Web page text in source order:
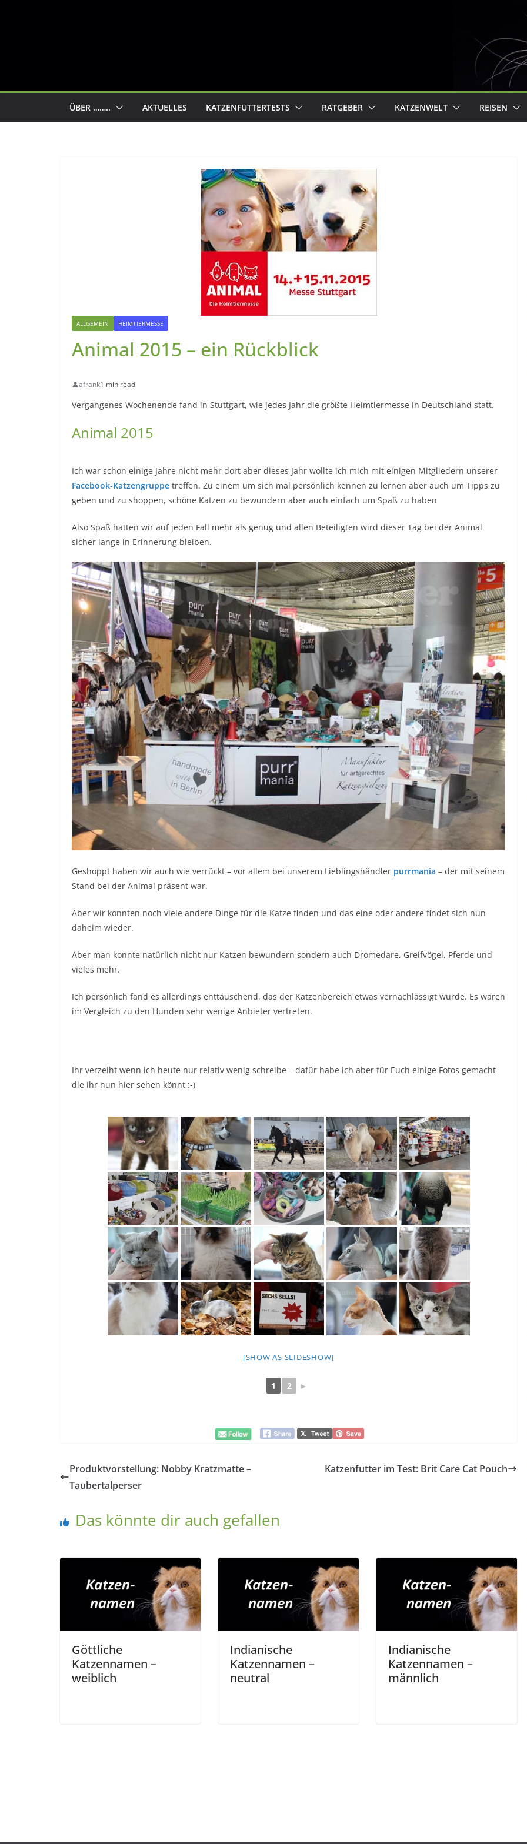
ÜBER …….. AKTUELLES KATZENFUTTERTESTS RATGEBER KATZENWELT REISEN
ALLGEMEIN HEIMTIERMESSE
Animal 2015 – ein Rückblick
afrank1 min read
Vergangenes Wochenende fand in Stuttgart, wie jedes Jahr die größte Heimtiermesse in Deutschland statt.
Animal 2015
Ich war schon einige Jahre nicht mehr dort aber dieses Jahr wollte ich mich mit einigen Mitgliedern unserer
Facebook-Katzengruppe treffen. Zu einem um sich mal persönlich kennen zu lernen aber auch um Tipps zu
geben und zu shoppen, schöne Katzen zu bewundern aber auch einfach um Spaß zu haben
Also Spaß hatten wir auf jeden Fall mehr als genug und allen Beteiligten wird dieser Tag bei der Animal
sicher lange in Erinnerung bleiben.
Geshoppt haben wir auch wie verrückt – vor allem bei unserem Lieblingshändler purrmania – der mit seinem
Stand bei der Animal präsent war.
Aber wir konnten noch viele andere Dinge für die Katze finden und das eine oder andere findet sich nun
daheim wieder.
Aber man konnte natürlich nicht nur Katzen bewundern sondern auch Dromedare, Greifvögel, Pferde und
vieles mehr.
Ich persönlich fand es allerdings enttäuschend, das der Katzenbereich etwas vernachlässigt wurde. Es waren
im Vergleich zu den Hunden sehr wenige Anbieter vertreten.
Ihr verzeiht wenn ich heute nur relativ wenig schreibe – dafür habe ich aber für Euch einige Fotos gemacht
die ihr nun hier sehen könnt :-)
[SHOW AS SLIDESHOW]
1 2 ►
Produktvorstellung: Nobby Kratzmatte –
Taubertalperser
Katzenfutter im Test: Brit Care Cat Pouch
Das könnte dir auch gefallen
Göttliche
Katzennamen –
weiblich
Indianische
Katzennamen –
neutral
Indianische
Katzennamen –
männlich